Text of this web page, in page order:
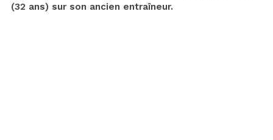
(32 ans) sur son ancien entraîneur.